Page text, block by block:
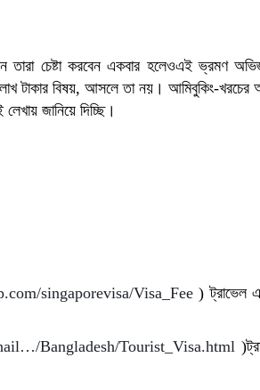
তারা চেষ্টা করবেন একবার হলেওএই ভ্রমণ
টাকার বিষয়, আসলে তা নয়। আমিবুকিং-
জানিয়ে দিচ্ছি।
singaporevisa/Visa_Fee) ট্রাভেল
Bangladesh/Tourist_Visa.html